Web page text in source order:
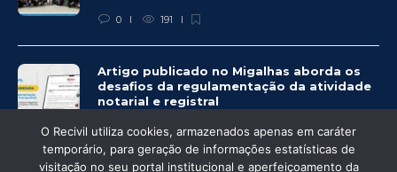
0 191
Artigo publicado no Migalhas aborda os
desafios da regulamentação da atividade
notarial e registral
0 451
O Recivil utiliza cookies, armazenados apenas em caráter
temporário, para geração de informações estatísticas de
visitação no seu portal institucional e aperfeiçoamento da